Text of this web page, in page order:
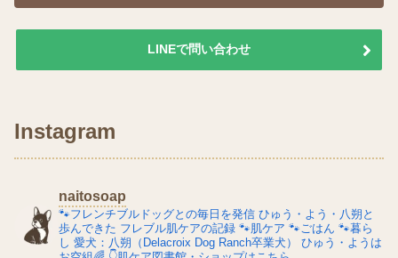
LINEで問い合わせ
Instagram
naitosoap
🐾フレンチブルドッグとの毎日を発信 ひゅう・よう・八朔と
歩んできた フレブル肌ケアの記録 🐾肌ケア 🐾ごはん 🐾暮ら
し 愛犬：八朔（Delacroix Dog Ranch卒業犬）
ひゅう・ようは